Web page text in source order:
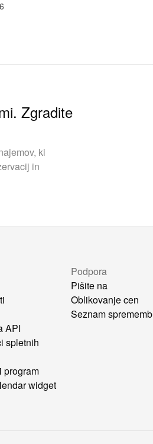
Zgradite
ki
in
API
spletnih
program
widget
Podpora
Pišite na
Oblikovanje cen
Seznam sprememb